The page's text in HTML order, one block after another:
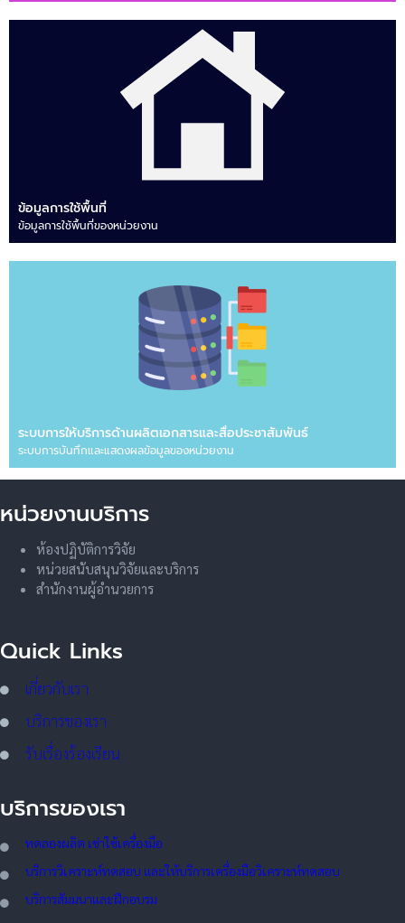
ข้อมูลการใช้พื้นที่
ข้อมูลการใช้พื้นที่ของหน่วยงาน
ระบบการให้บริการด้านผลิตเอกสารและสื่อประชาสัมพันธ์
ระบบการบันทึกและแสดงผลข้อมูลของหน่วยงาน
หน่วยงานบริการ
ห้องปฏิบัติการวิจัย
หน่วยสนับสนุนวิจัยและบริการ
สำนักงานผู้อำนวยการ
Quick Links
เกี่ยวกับเรา
บริการของเรา
รับเรื่องร้องเรียน
บริการของเรา
ทดลองผลิต เช่าใช้เครื่องมือ
บริการวิเคราะห์ทดสอบ และให้บริการเครื่องมือวิเคราะห์ทดสอบ
บริการสัมมนาและฝึกอบรม